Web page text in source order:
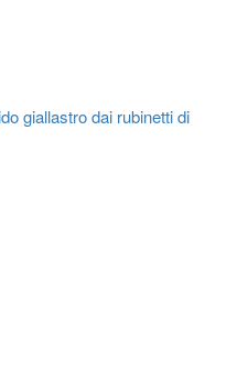
giallastro dai rubinetti di